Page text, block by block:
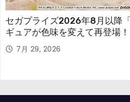
セガプライズ2026年8月以降
ギュアが色味を変えて再登場！
7月 29, 2026